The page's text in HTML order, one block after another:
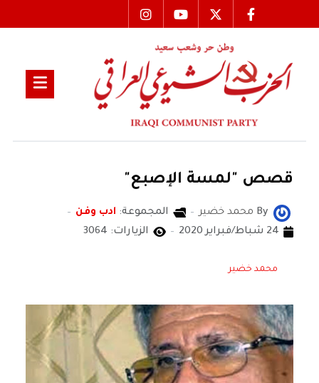
قصص "لمسة الإصبع"
By محمد خضير المجموعة: ادب وفن
24 شباط/فبراير 2020
الزيارات: 3064
محمد خضير